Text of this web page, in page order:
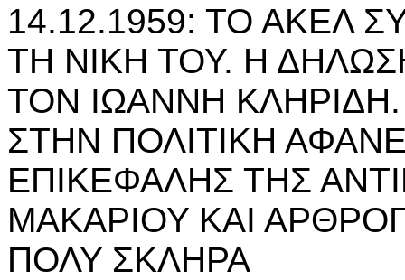
14.12.1959: ΤΟ ΑΚΕΛ
ΤΗ ΝΙΚΗ ΤΟΥ. Η
ΤΟΝ ΙΩΑΝΝΗ
ΣΤΗΝ ΠΟΛΙΤΙΚΗ
ΕΠΙΚΕΦΑΛΗΣ ΤΗΣ
ΜΑΚΑΡΙΟΥ ΚΑΙ
ΠΟΛΥ ΣΚΛΗΡΑ